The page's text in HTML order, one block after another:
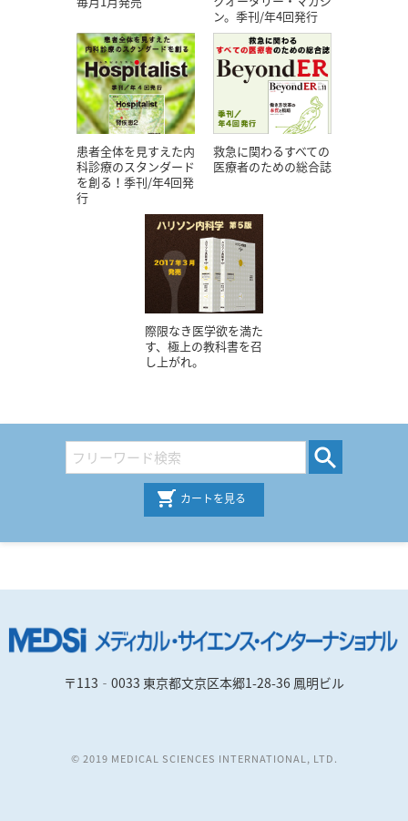
ン。季刊/年4回発行
患者全体を見すえた内
科診療のスタンダード
を創る！季刊/年4回発
行
救急に関わるすべての
医療者のための総合誌
際限なき医学欲を満た
す、極上の教科書を召
し上がれ。
カートを見る
〒113‐0033 東京都文京区本郷1-28-36 鳳明ビル
© 2019 MEDICAL SCIENCES INTERNATIONAL, LTD.